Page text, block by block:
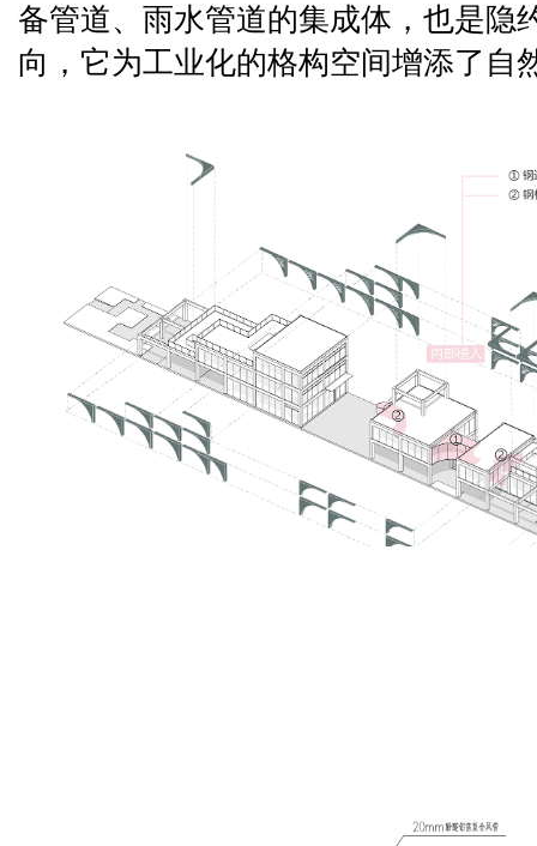
备管道、雨水管道的集成体，也是隐
向，它为工业化的格构空间增添了自